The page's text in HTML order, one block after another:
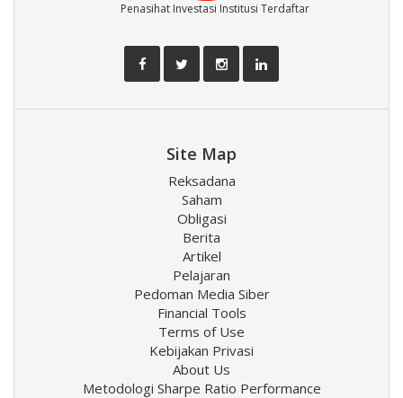
Penasihat Investasi Institusi Terdaftar
Site Map
Reksadana
Saham
Obligasi
Berita
Artikel
Pelajaran
Pedoman Media Siber
Financial Tools
Terms of Use
Kebijakan Privasi
About Us
Metodologi Sharpe Ratio Performance